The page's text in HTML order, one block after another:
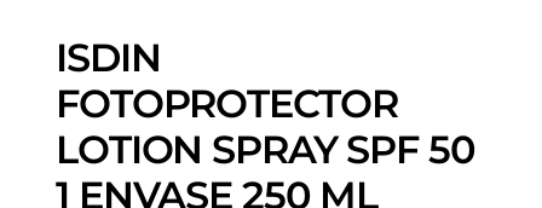
ISDIN
FOTOPROTECTOR
LOTION SPRAY SPF 50
1 ENVASE 250 ML